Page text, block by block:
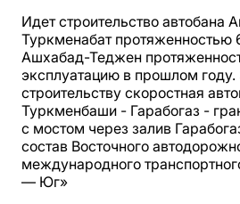
Идет строительство автобана
Туркменабат протяженностью
Ашхабад-Теджен
эксплуатацию в прошлом году.
строительству скоростная
Туркменбаши - Гарабогаз -
с мостом через залив
состав Восточного
международного
— Юг»